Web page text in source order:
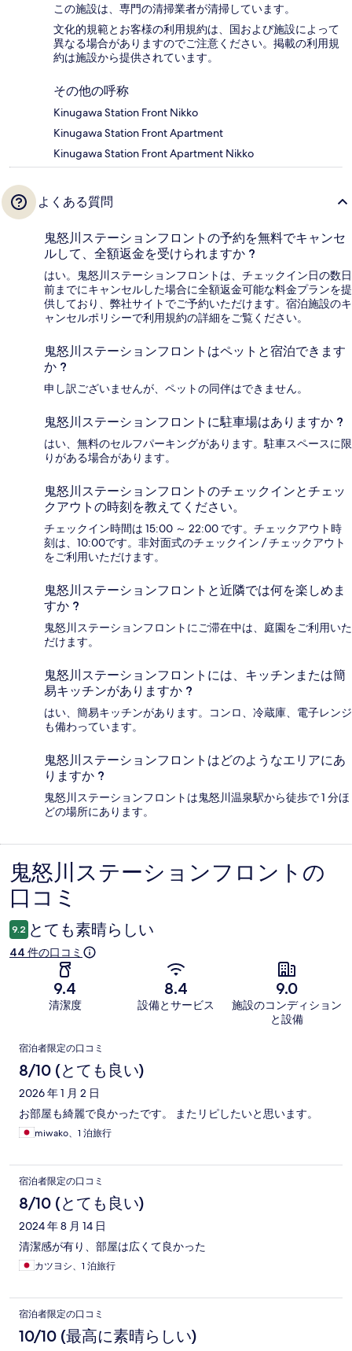
この施設は、専門の清掃業者が清掃しています。
文化的規範とお客様の利用規約は、国および施設によって
異なる場合がありますのでご注意ください。掲載の利用規
約は施設から提供されています。
その他の呼称
Kinugawa Station Front Nikko
Kinugawa Station Front Apartment
Kinugawa Station Front Apartment Nikko
よくある質問
鬼怒川ステーションフロントの予約を無料でキャンセ
ルして、全額返金を受けられますか ?
はい。鬼怒川ステーションフロントは、チェックイン日の数日
前までにキャンセルした場合に全額返金可能な料金プランを提
供しており、弊社サイトでご予約いただけます。宿泊施設のキ
ャンセルポリシーで利用規約の詳細をご覧ください。
鬼怒川ステーションフロントはペットと宿泊できます
か ?
申し訳ございませんが、ペットの同伴はできません。
鬼怒川ステーションフロントに駐車場はありますか ?
はい、無料のセルフパーキングがあります。駐車スペースに限
りがある場合があります。
鬼怒川ステーションフロントのチェックインとチェッ
クアウトの時刻を教えてください。
チェックイン時間は 15:00 ～ 22:00 です。チェックアウト時
刻は、10:00です。非対面式のチェックイン / チェックアウト
をご利用いただけます。
鬼怒川ステーションフロントと近隣では何を楽しめま
すか ?
鬼怒川ステーションフロントにご滞在中は、庭園をご利用いた
だけます。
鬼怒川ステーションフロントには、キッチンまたは簡
易キッチンがありますか ?
はい、簡易キッチンがあります。コンロ、冷蔵庫、電子レンジ
も備わっています。
鬼怒川ステーションフロントはどのようなエリアにあ
りますか ?
鬼怒川ステーションフロントは鬼怒川温泉駅から徒歩で 1 分ほ
どの場所にあります。
口
コ
ミ
鬼怒川ステーションフロントの
口コミ
9.2 とても素晴らしい
44 件の口コミ
9.4
清潔度
8.4
設備とサービス
9.0
施設のコンディション
と設備
口
コ
ミ
宿泊者限定の口コミ
8/10 (とても良い)
2026 年 1 月 2 日
お部屋も綺麗で良かったです。 またリピしたいと思います。
miwako、1 泊旅行
宿泊者限定の口コミ
8/10 (とても良い)
2024 年 8 月 14 日
清潔感が有り、部屋は広くて良かった
カツヨシ、1 泊旅行
宿泊者限定の口コミ
10/10 (最高に素晴らしい)